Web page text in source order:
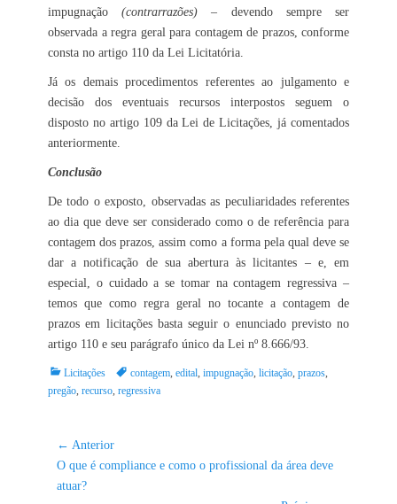
impugnação(contrarrazões) – devendo sempre ser
observada a regra geral para contagem de prazos, conforme
consta no artigo 110 da Lei Licitatória.
Já os demais procedimentos referentes ao julgamento e
decisão dos eventuais recursos interpostos seguem o
disposto no artigo 109 da Lei de Licitações, já comentados
anteriormente.
Conclusão
De todo o exposto, observadas as peculiaridades referentes
ao dia que deve ser considerado como o de referência para
contagem dos prazos, assim como a forma pela qual deve se
dar a notificação de sua abertura às licitantes – e, em
especial, o cuidado a se tomar na contagem regressiva –
temos que como regra geral no tocante a contagem de
prazos em licitações basta seguir o enunciado previsto no
artigo 110 e seu parágrafo único da Lei nº 8.666/93.
Categorias:
Licitações Tags:contagem, edital, impugnação, licitação, prazos,
pregão, recurso, regressiva
Navegação
de
Post
← Anterior
Post
anterior:
O que é compliance e como o profissional da área deve
atuar?